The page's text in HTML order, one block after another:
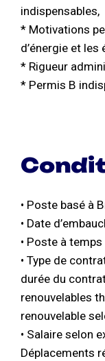
indispensables,
* Motivations
d’énergie et les
* Rigueur
* Permis B
• Poste basé à
• Date
• Poste à
• Type de
durée du
renouvelables
renouvelable
• Salaire selon
Déplacements